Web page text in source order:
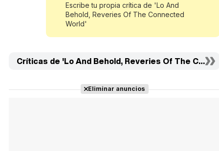
Escribe tu propia crítica de 'Lo And
Behold, Reveries Of The Connected
World'
Críticas de 'Lo And Behold, Reveries Of The
Eliminar anuncios